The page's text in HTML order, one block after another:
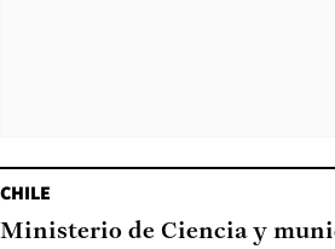
CHILE
Ministerio de Ciencia y